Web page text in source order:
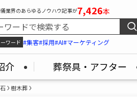
業界のあらゆるノウハウ記事が7,426本
ワード #集客#採用#AI#マーケティング
介 葬祭具・アフター
樹木葬